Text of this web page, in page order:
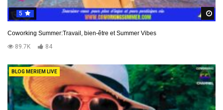
5
Coworking Summer:Travail, bien-être et Summer Vibes
89.7K
84
BLOG MERIEM LIVE